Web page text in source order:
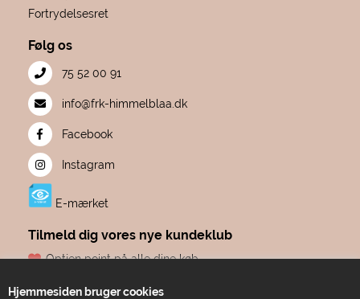
Hjemmesiden bruger cookies
Fortrydelsesret
Følg os
75 52 00 91
info@frk-himmelblaa.dk
Facebook
Instagram
E-mærket
Tilmeld dig vores nye kundeklub
Optjen point på alle dine køb
Dine point udløber aldrig